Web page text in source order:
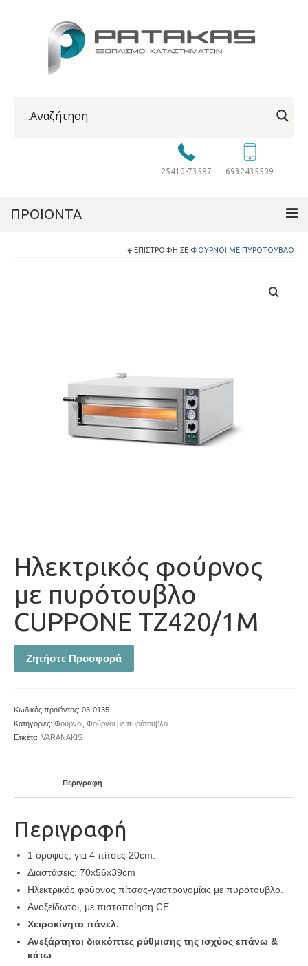
25410-73587 6932435509
ΠΡΟΙΟΝΤΑ
ΕΠΙΣΤΡΟΦΉ ΣΕ ΦΟΎΡΝΟΙ ΜΕ ΠΥΡΌΤΟΥΒΛΟ
Ηλεκτρικός φούρνος
με πυρότουβλο
CUPPONE TZ420/1M
Ζητήστε Προσφορά
Κωδικός προϊόντος: 03-0135
Κατηγορίες: Φούρνοι Φούρνοι με πυρότουβλο
Ετικέτα: VARANAKIS
Περιγραφή
Περιγραφή
1 όροφος, για 4 πίτσες 20cm.
Διαστάσεις: 70x56x39cm
Ηλεκτρικός φούρνος πίτσας-γαστρονομίας με πυρότουβλο.
Ανοξείδωτοι, με πιστοποίηση CE.
Χειροκίνητο πάνελ.
Ανεξάρτητοι διακόπτες ρύθμισης της ισχύος επάνω &
κάτω